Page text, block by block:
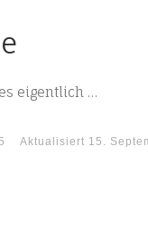
eigentlich …
Aktualisiert 15.